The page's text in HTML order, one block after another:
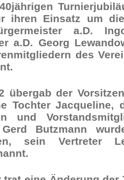
ihren Einsatz um
a.D.
a.D. Georg
des
übergab der
Tochter Jacqueline,
und
Butzmann
sein Vertreter